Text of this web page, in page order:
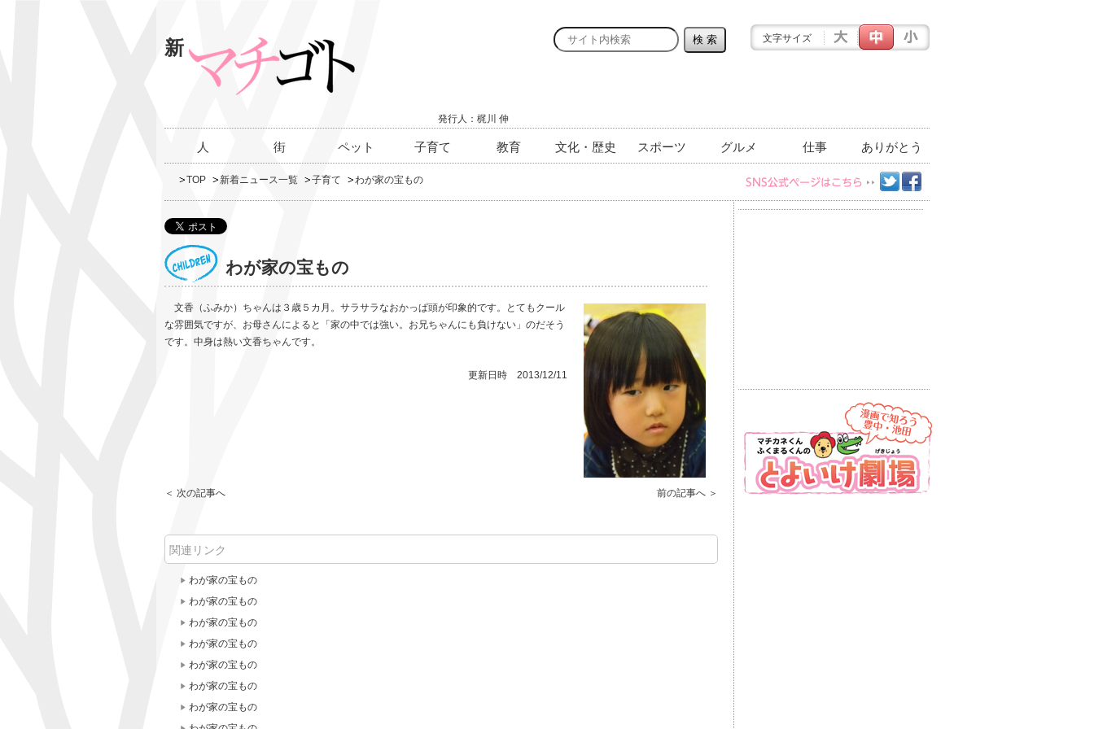
新
発行人：梶川 伸
文字サイズ
人 街 ペット 子育て 教育 文化・歴史 スポーツ グルメ 仕事 ありがとう
TOP 新着ニュース一覧 子育て わが家の宝もの
わが家の宝もの
文香（ふみか）ちゃんは３歳５カ月。サラサラなおかっぱ頭が印象的です。とてもクール
な雰囲気ですが、お母さんによると「家の中では強い。お兄ちゃんにも負けない」のだそう
です。中身は熱い文香ちゃんです。
更新日時 2013/12/11
前の記事へ ＞
＜ 次の記事へ
関連リンク
わが家の宝もの
わが家の宝もの
わが家の宝もの
わが家の宝もの
わが家の宝もの
わが家の宝もの
わが家の宝もの